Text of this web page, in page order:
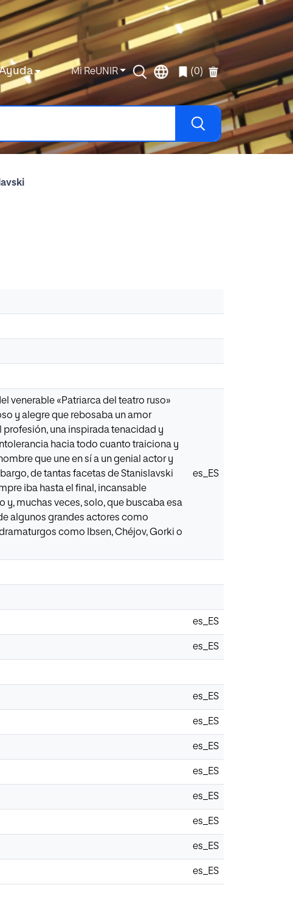
Mi ReUNIR (0)
venerable «Patriarca del teatro ruso»
y alegre que rebosaba un amor
una inspirada tenacidad y
hacia todo cuanto traiciona y
que une en sí a un genial actor y
de tantas facetas de Stanislavski
iba hasta el final, incansable
muchas veces, solo, que buscaba esa
algunos grandes actores como
como Ibsen, Chéjov, Gorki o
es_ES
es_ES
es_ES
es_ES
es_ES
es_ES
es_ES
es_ES
es_ES
es_ES
es_ES